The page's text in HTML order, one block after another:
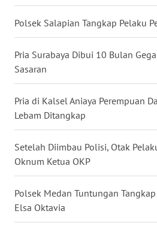
Polsek Salapian Tangkap Pelaku
Pria Surabaya Dibui 10 Bulan
Sasaran
Pria di Kalsel Aniaya Perempuan
Lebam Ditangkap
Setelah Diimbau Polisi, Otak
Oknum Ketua OKP
Polsek Medan Tuntungan
Elsa Oktavia
KALSEL
WN
KALTIM
WN